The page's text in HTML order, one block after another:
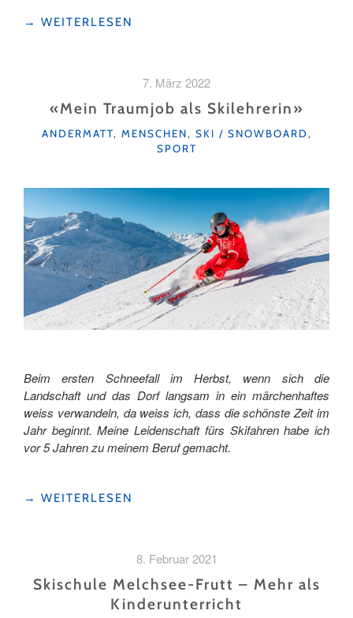
"SKI-
→ WEITERLESEN
7. März 2022
«Mein Traumjob als Skilehrerin»
KATEGORIEN
ANDERMATT, MENSCHEN, SKI / SNOWBOARD,
SPORT
Beim ersten Schneefall im Herbst, wenn sich die
Landschaft und das Dorf langsam in ein märchenhaftes
weiss verwandeln, da weiss ich, dass die schönste Zeit im
Jahr beginnt. Meine Leidenschaft fürs Skifahren habe ich
vor 5 Jahren zu meinem Beruf gemacht.
"«MEIN
→ WEITERLESEN
8. Februar 2021
Skischule Melchsee-Frutt – Mehr als
Kinderunterricht